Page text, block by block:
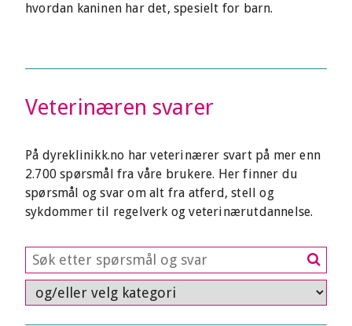
hvordan kaninen har det, spesielt for barn.
Veterinæren svarer
På dyreklinikk.no har veterinærer svart på mer enn
2.700 spørsmål fra våre brukere. Her finner du
spørsmål og svar om alt fra atferd, stell og
sykdommer til regelverk og veterinærutdannelse.